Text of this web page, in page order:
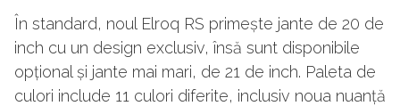
În standard, noul Elroq RS primește jante de 20 de
inch cu un design exclusiv, însă sunt disponibile
opțional și jante mai mari, de 21 de inch. Paleta de
culori include 11 culori diferite, inclusiv noua nuanță